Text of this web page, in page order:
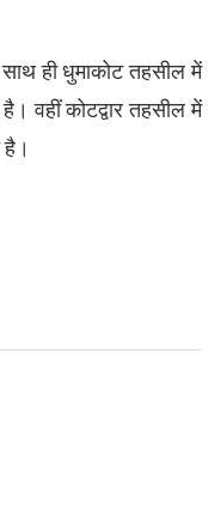
ही धुमाकोट तहसील में
वहीं कोटद्वार तहसील में
है।